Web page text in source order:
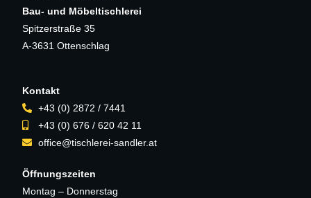
Bau- und Möbeltischlerei
Spitzerstraße 35
A-3631 Ottenschlag
Kontakt
+43 (0) 2872 / 7441
+43 (0) 676 / 620 42 11
office@tischlerei-sandler.at
Öffnungszeiten
Montag – Donnerstag